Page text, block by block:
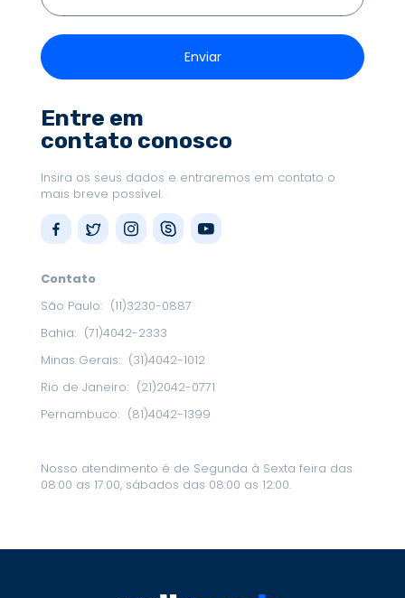
Entre em
contato conosco
Insira os seus dados e entraremos em contato o
mais breve possível.
Contato
São Paulo: (11)3230-0887
Bahia: (71)4042-2333
Minas Gerais: (31)4042-1012
Rio de Janeiro: (21)2042-0771
Pernambuco: (81)4042-1399
Nosso atendimento é de Segunda à Sexta feira das
08:00 as 17:00, sábados das 08:00 as 12:00.